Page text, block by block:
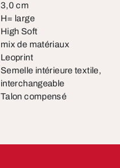
3,0 cm
H= large
High Soft
mix de matériaux
Leoprint
Semelle intérieure textile,
interchangeable
Talon compensé